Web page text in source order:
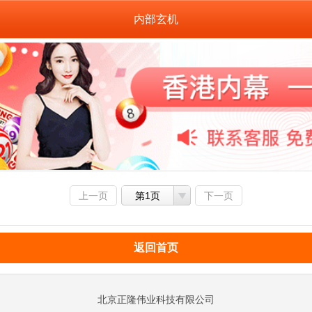
内部玄机
上一页 第1页 下一页
返回首页
北京正隆伟业科技有限公司